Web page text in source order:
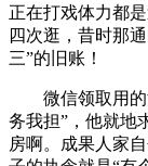
正在打戏体力都
四次逛，昔时那
三”的旧账！
微信领取用的
务我担”，他就地
房啊。成果人家